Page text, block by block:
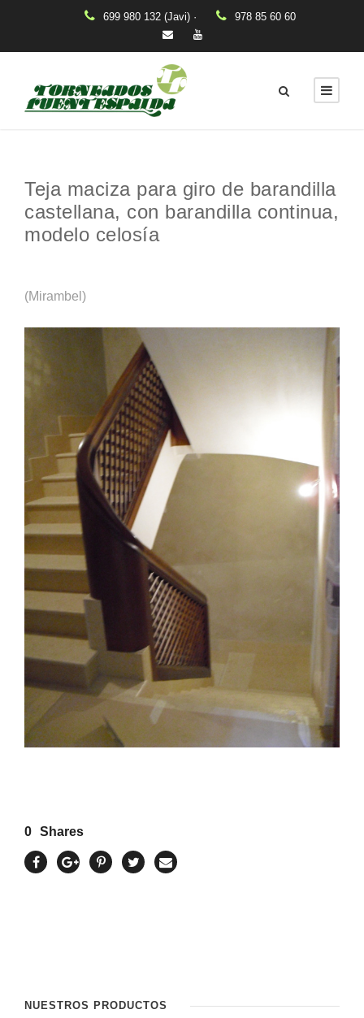
699 980 132 (Javi) · 978 85 60 60
Teja maciza para giro de barandilla
castellana, con barandilla continua,
modelo celosía
(Mirambel)
0 Shares
NUESTROS PRODUCTOS